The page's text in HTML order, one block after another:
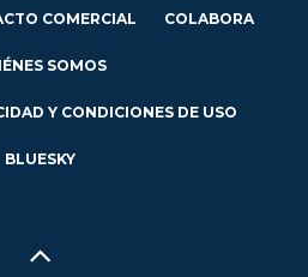
COMERCIAL COLABORA
SOMOS
Y CONDICIONES DE USO
BLUESKY